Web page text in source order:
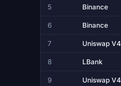
5 Binance
6 Binance
7 Uniswap
8 LBank
9 Uniswap